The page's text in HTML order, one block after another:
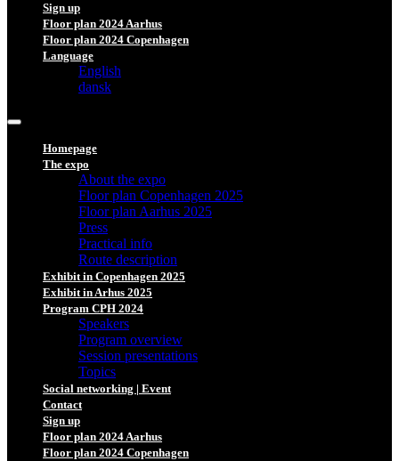
Sign up
Floor plan 2024 Aarhus
Floor plan 2024 Copenhagen
Language
English
dansk
Homepage
The expo
About the expo
Floor plan Copenhagen 2025
Floor plan Aarhus 2025
Press
Practical info
Route description
Exhibit in Copenhagen 2025
Exhibit in Arhus 2025
Program CPH 2024
Speakers
Program overview
Session presentations
Topics
Social networking | Event
Contact
Sign up
Floor plan 2024 Aarhus
Floor plan 2024 Copenhagen